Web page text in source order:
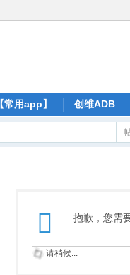
常用app】 创维ADB
抱歉，您需
请稍候...